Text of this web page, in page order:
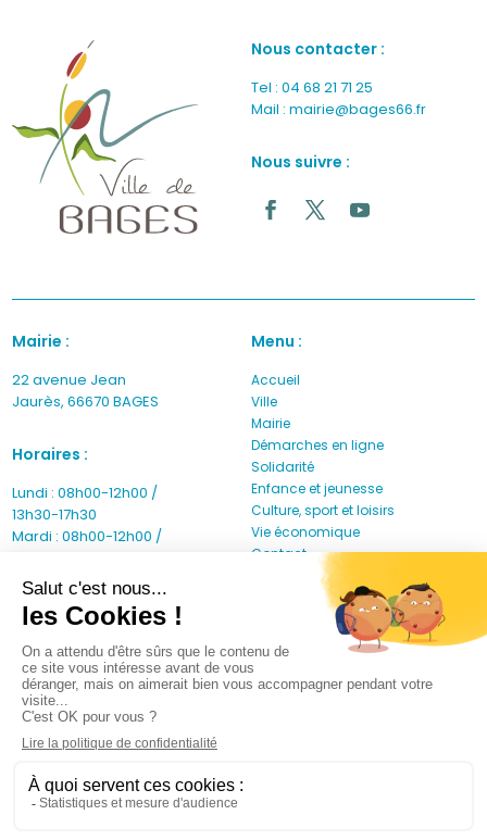
Nous contacter :
Tel :04 68 21 71 25
Mail :mairie@bages66.fr
Nous suivre :
Mairie :
22 avenue Jean
Jaurès, 66670 BAGES
Horaires :
Lundi : 08h00-12h00 /
13h30-17h30
Mardi : 08h00-12h00 /
Mercredi : 08h00-12h00 /
13h30-17h30
Jeudi : 08h00-12h00
Vendredi : 08h00-12h00 /
13h30-16h30
Samedi fermé
Dimanche fermé
Jours fériés fermé
Menu :
Accueil
Ville
Mairie
Démarches en ligne
Solidarité
Enfance et jeunesse
Culture, sport et loisirs
Vie économique
Contact